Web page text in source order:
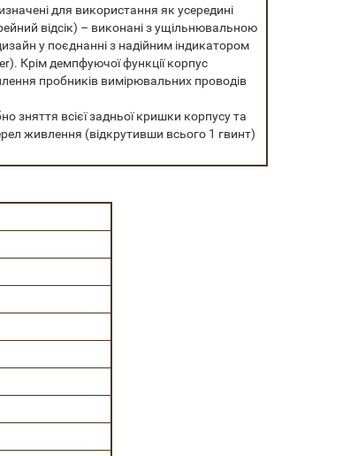
для використання як усередині
відсік) – виконані з ущільнювальною
у поєднанні з надійним індикатором
Крім демпфуючої функції корпус
пробників вимірювальних проводів
зняття всієї задньої кришки корпусу та
живлення (відкрутивши всього 1 гвинт)